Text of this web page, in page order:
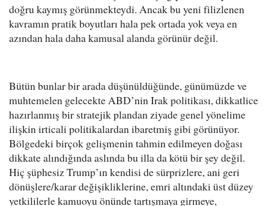
doğru kaymış görünmekteydi. Ancak bu yeni filizlenen
kavramın pratik boyutları hala pek ortada yok veya en
azından hala daha kamusal alanda görünür değil.
Bütün bunlar bir arada düşünüldüğünde, günümüzde ve
muhtemelen gelecekte ABD’nin Irak politikası, dikkatlice
hazırlanmış bir stratejik plandan ziyade genel yönelime
ilişkin irticali politikalardan ibaretmiş gibi görünüyor.
Bölgedeki birçok gelişmenin tahmin edilmeyen doğası
dikkate alındığında aslında bu illa da kötü bir şey değil.
Hiç şüphesiz Trump’ın kendisi de sürprizlere, ani geri
dönüşlere/karar değişikliklerine, emri altındaki üst düzey
yetkililerle kamuoyu önünde tartışmaya girmeye,